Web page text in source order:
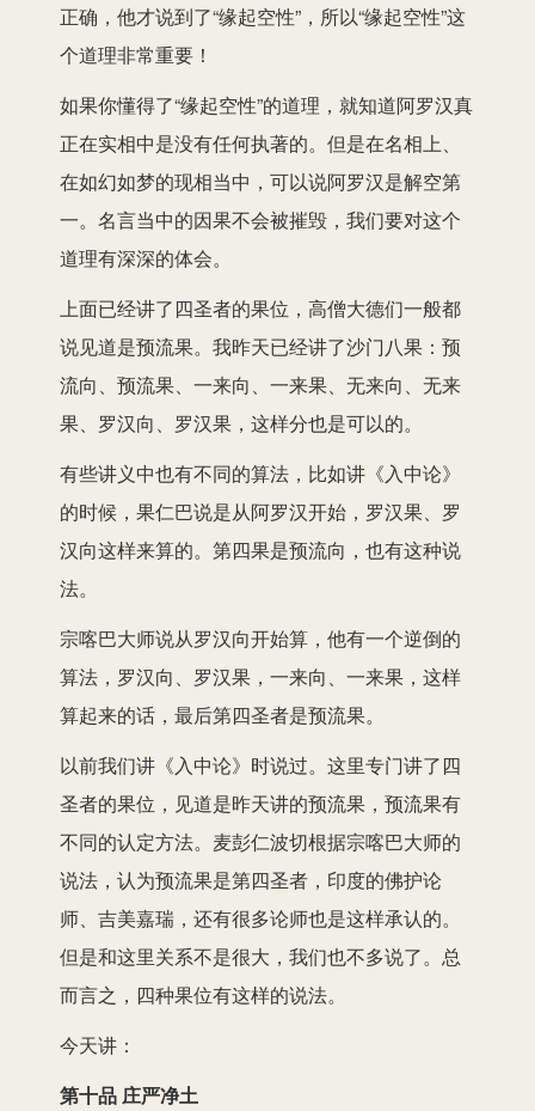
正确，他才说到了“缘起空性”，所以“缘起空性”这
个道理非常重要！
如果你懂得了“缘起空性”的道理，就知道阿罗汉真
正在实相中是没有任何执著的。但是在名相上、
在如幻如梦的现相当中，可以说阿罗汉是解空第
一。名言当中的因果不会被摧毁，我们要对这个
道理有深深的体会。
上面已经讲了四圣者的果位，高僧大德们一般都
说见道是预流果。我昨天已经讲了沙门八果：预
流向、预流果、一来向、一来果、无来向、无来
果、罗汉向、罗汉果，这样分也是可以的。
有些讲义中也有不同的算法，比如讲《入中论》
的时候，果仁巴说是从阿罗汉开始，罗汉果、罗
汉向这样来算的。第四果是预流向，也有这种说
法。
宗喀巴大师说从罗汉向开始算，他有一个逆倒的
算法，罗汉向、罗汉果，一来向、一来果，这样
算起来的话，最后第四圣者是预流果。
以前我们讲《入中论》时说过。这里专门讲了四
圣者的果位，见道是昨天讲的预流果，预流果有
不同的认定方法。麦彭仁波切根据宗喀巴大师的
说法，认为预流果是第四圣者，印度的佛护论
师、吉美嘉瑞，还有很多论师也是这样承认的。
但是和这里关系不是很大，我们也不多说了。总
而言之，四种果位有这样的说法。
今天讲：
第十品 庄严净土